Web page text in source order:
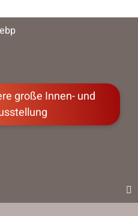
große Innen- und